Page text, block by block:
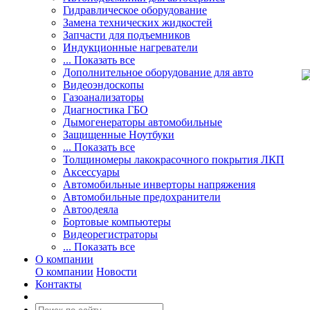
Гидравлическое оборудование
Замена технических жидкостей
Запчасти для подъемников
Индукционные нагреватели
... Показать все
Дополнительное оборудование для авто
Видеоэндоскопы
Газоанализаторы
Диагностика ГБО
Дымогенераторы автомобильные
Защищенные Ноутбуки
... Показать все
Толщиномеры лакокрасочного покрытия ЛКП
Аксессуары
Автомобильные инверторы напряжения
Автомобильные предохранители
Автоодеяла
Бортовые компьютеры
Видеорегистраторы
... Показать все
О компании
О компании Новости
Контакты